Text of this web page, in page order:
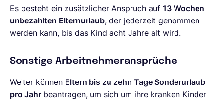
Es besteht ein zusätzlicher Anspruch auf 13 Wochen
unbezahlten Elternurlaub, der jederzeit genommen
werden kann, bis das Kind acht Jahre alt wird.
Sonstige Arbeitnehmeransprüche
Weiter können Eltern bis zu zehn Tage Sonderurlaub
pro Jahr beantragen, um sich um ihre kranken Kinder